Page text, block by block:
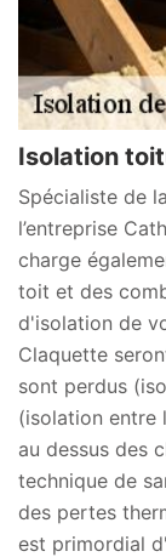
Isolation
Spécialiste de
l’entreprise
charge
toit et des
d'isolation de
Claquette
sont perdus
(isolation entre
au dessus des
technique de
des pertes
est primordial